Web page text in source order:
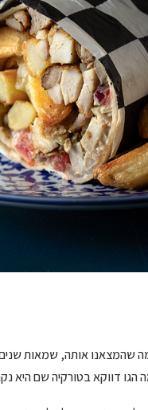
שהמצאנו אותה, שמאות
דווקא בטורקיה שם היא